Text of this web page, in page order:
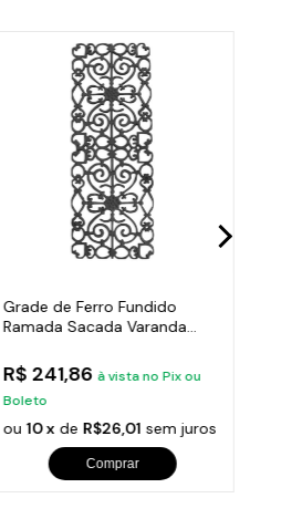
Grade de Ferro Fundido
Ramada Sacada Varanda
R$ 241,86 à vista no Pix ou
Boleto
ou10 x de R$26,01 sem juros
Comprar